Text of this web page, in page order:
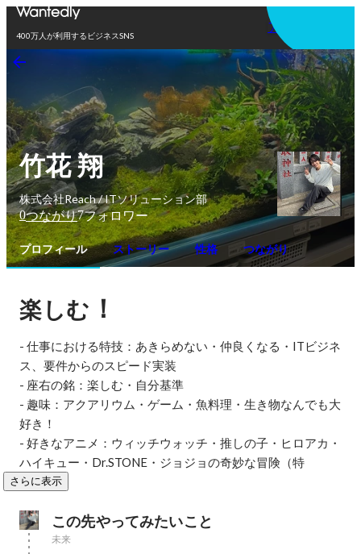
400万人が利用するビジネスSNS
アプリを使う
竹花 翔
株式会社Reach / ITソリューション部
0つながり7フォロワー
プロフィール ストーリー 性格 つながり
楽しむ ！
- 仕事における特技：あきらめない・仲良くなる・ITビジネ
ス、要件からのスピード実装
- 座右の銘：楽しむ・自分基準
- 趣味：アクアリウム・ゲーム・魚料理・生き物なんでも大
好き！
- 好きなアニメ：ウィッチウォッチ・推しの子・ヒロアカ・
ハイキュー・Dr.STONE・ジョジョの奇妙な冒険（特
さらに表示
この先やってみたいこと
未来